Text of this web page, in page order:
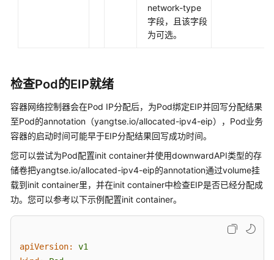
等
协
议
（SLA）
白
皮
书
支
network-type
字段，且该字段
为可选。
检查Pod的EIP就绪
容器网络控制器会在Pod IP分配后，为Pod绑定EIP并回写分配结果
至Pod的annotation（yangtse.io/allocated-ipv4-eip），Pod业务
容器的启动时间可能早于EIP分配结果回写成功时间。
您可以尝试为Pod配置init container并使用downwardAPI类型的存
储卷把yangtse.io/allocated-ipv4-eip的annotation通过volume挂
载到init container里，并在init container中检查EIP是否已经分配成
功。您可以参考以下示例配置init container。
apiVersion:
v1